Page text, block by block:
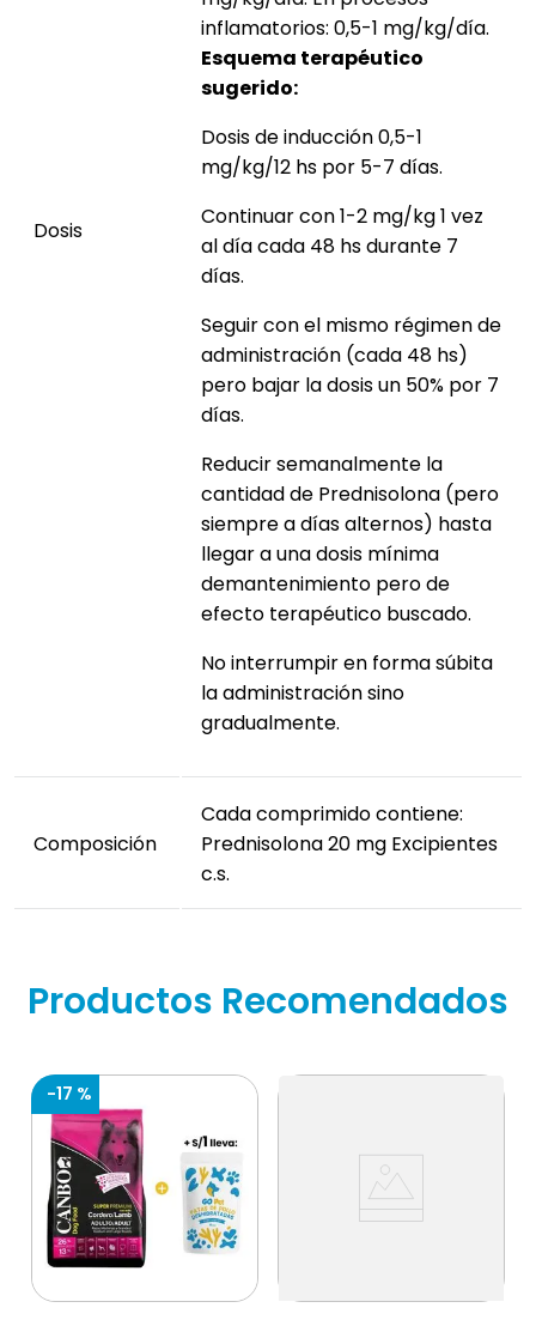
Dosis
inflamatorios: 0,5-1 mg/kg/día.
Esquema terapéutico
sugerido:
Dosis de inducción 0,5-1
mg/kg/12 hs por 5-7 días.
Continuar con 1-2 mg/kg 1 vez
al día cada 48 hs durante 7
días.
Seguir con el mismo régimen de
administración (cada 48 hs)
pero bajar la dosis un 50% por 7
días.
Reducir semanalmente la
cantidad de Prednisolona (pero
siempre a días alternos) hasta
llegar a una dosis mínima
demantenimiento pero de
efecto terapéutico buscado.
No interrumpir en forma súbita
la administración sino
gradualmente.
Composición
Cada comprimido contiene:
Prednisolona 20 mg Excipientes
c.s.
Productos Recomendados
-17 %